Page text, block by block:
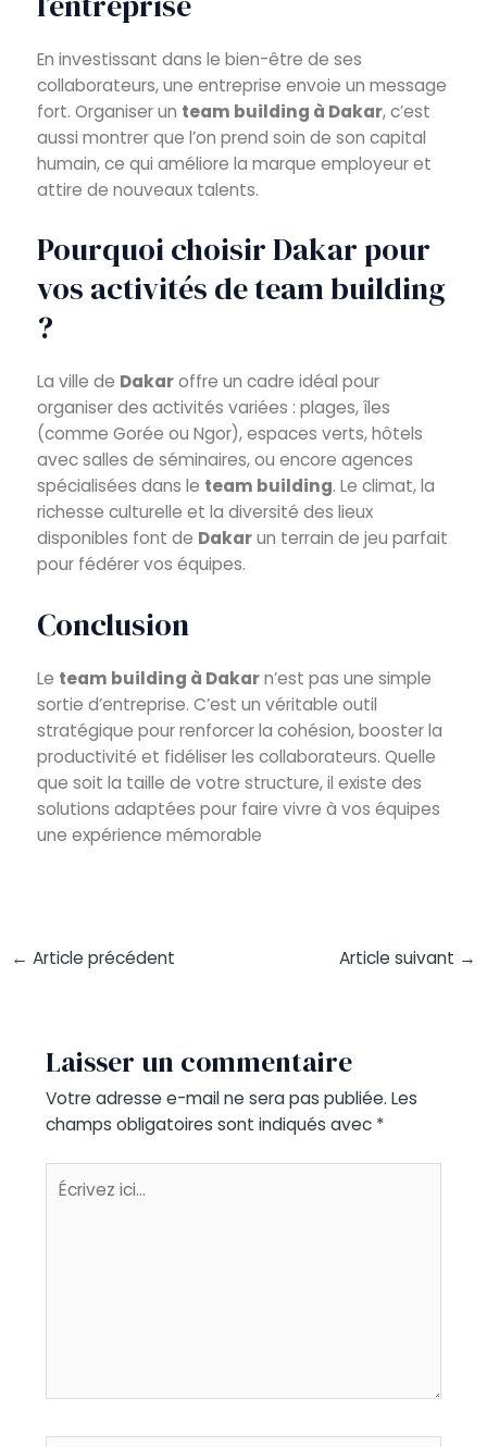
En investissant dans le bien-être de ses
collaborateurs, une entreprise envoie un message
fort. Organiser un team building à Dakar, c’est
aussi montrer que l’on prend soin de son capital
humain, ce qui améliore la marque employeur et
attire de nouveaux talents.
Pourquoi choisir Dakar pour
vos activités de team building
?
La ville de Dakaroffre un cadre idéal pour
organiser des activités variées : plages, îles
(comme Gorée ou Ngor), espaces verts, hôtels
avec salles de séminaires, ou encore agences
spécialisées dans le team building. Le climat, la
richesse culturelle et la diversité des lieux
disponibles font de Dakarun terrain de jeu parfait
pour fédérer vos équipes.
Conclusion
Le team building à Dakarn’est pas une simple
sortie d’entreprise. C’est un véritable outil
stratégique pour renforcer la cohésion, booster la
productivité et fidéliser les collaborateurs. Quelle
que soit la taille de votre structure, il existe des
solutions adaptées pour faire vivre à vos équipes
une expérience mémorable
← Article précédent Article suivant →
Laisser un commentaire
Votre adresse e-mail ne sera pas publiée. Les
champs obligatoires sont indiqués avec *
Écrivez
ici…